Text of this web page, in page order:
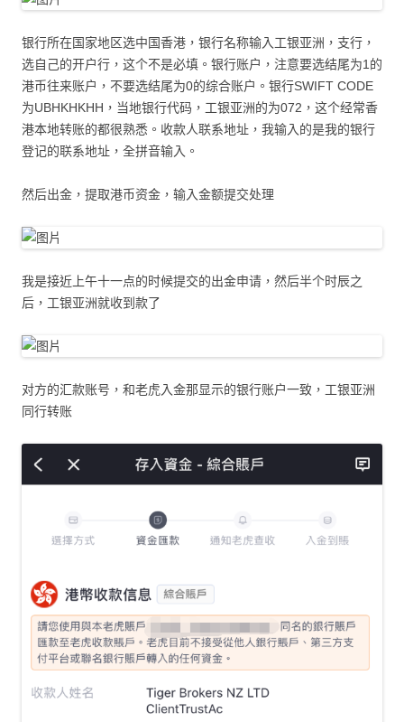
银行所在国家地区选中国香港，银行名称输入工银亚洲，支行，
选自己的开户行，这个不是必填。银行账户，注意要选结尾为1的
港币往来账户，不要选结尾为0的综合账户。银行SWIFT CODE
为UBHKHKHH，当地银行代码，工银亚洲的为072，这个经常香
港本地转账的都很熟悉。收款人联系地址，我输入的是我的银行
登记的联系地址，全拼音输入。
然后出金，提取港币资金，输入金额提交处理
我是接近上午十一点的时候提交的出金申请，然后半个时辰之
后，工银亚洲就收到款了
对方的汇款账号，和老虎入金那显示的银行账户一致，工银亚洲
同行转账